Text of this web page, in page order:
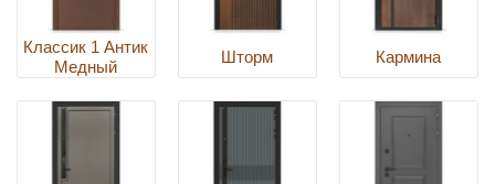
Классик 1 Антик
Медный
Шторм Кармина